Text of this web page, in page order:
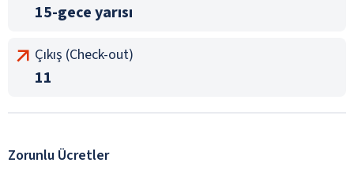
15-gece yarısı
Çıkış (Check-out)
11
Zorunlu Ücretler